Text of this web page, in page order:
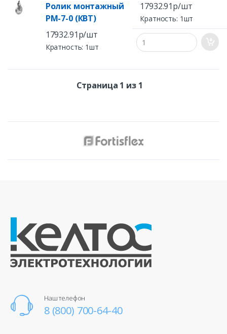
Ролик монтажный
РМ-7-0 (КВТ)
17932.91р/шт
Кратность: 1шт
17932.91р/шт
Кратность: 1шт
Страница 1 из 1
Наш телефон
8 (800) 700-64-40